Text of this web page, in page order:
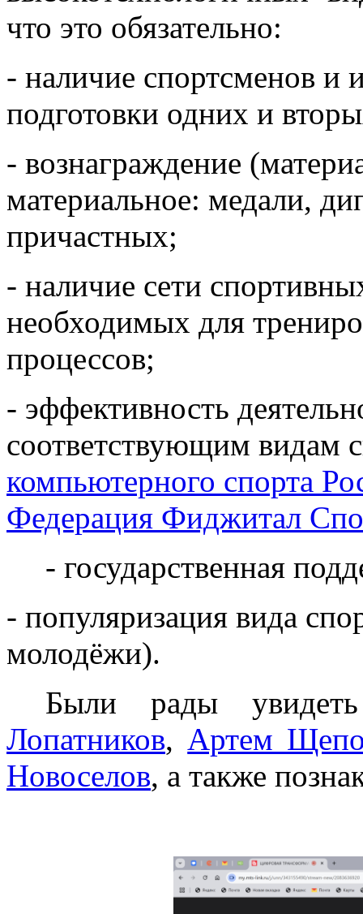
что это обязательно:
- наличие спортсменов и
подготовки одних и
- вознаграждение
материальное: медали,
причастных;
- наличие сети
необходимых для
процессов;
- эффективность
соответствующим видам
компьютерного спорта
Федерация Фиджитал
- государственная
- популяризация вида
молодёжи).
Были рады
Лопатников, Артем
Новоселов, а также